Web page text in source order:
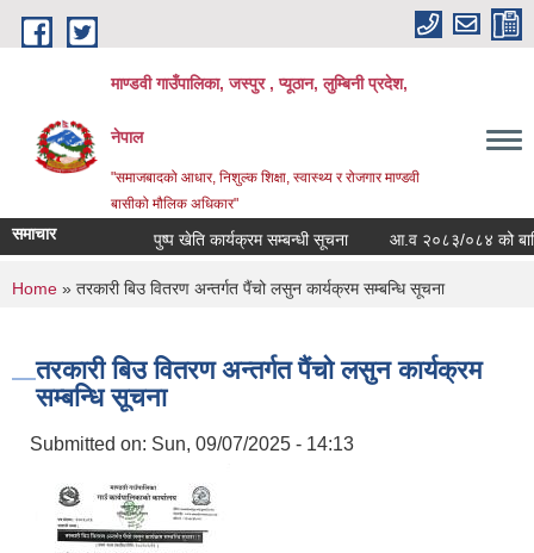
Skip to main content
माण्डवी गाउँपालिका, जस्पुर , प्यूठान, लुम्बिनी प्रदेश,
नेपाल
"समाजबादको आधार, निशुल्क शिक्षा, स्वास्थ्य र रोजगार माण्डवी
बासीको मौलिक अधिकार"
समाचार पुष्प खेति कार्यक्रम सम्बन्धी सूचना आ.व २०८३/०८४ को बार्षिक
You are here
Home » तरकारी बिउ वितरण अन्तर्गत पैंचो लसुन कार्यक्रम सम्बन्धि सूचना
तरकारी बिउ वितरण अन्तर्गत पैंचो लसुन कार्यक्रम
सम्बन्धि सूचना
Submitted on: Sun, 09/07/2025 - 14:13